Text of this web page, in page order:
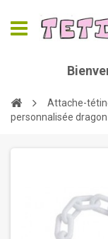
Attache-
personnalisée